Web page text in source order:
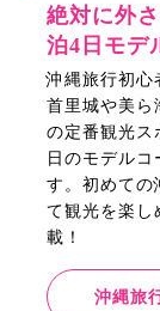
絶対に外
泊4日モデ
沖縄旅行初心
首里城や美ら
の定番観光ス
日のモデルコ
す。初めての
て観光を楽し
載！
沖縄旅